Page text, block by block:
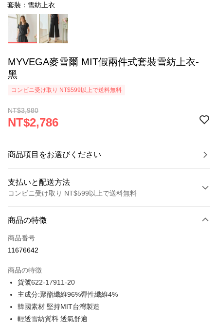
套裝：雪紡上衣
MYVEGA麥雪爾 MIT假兩件式套裝雪紡上衣-
黑
コンビニ受け取り NT$599以上で送料無料
NT$3,980
NT$2,786
商品項目をお選びください
支払いと配送方法
コンビニ受け取り NT$599以上で送料無料
クレジットカード1回払い
クレジットカード分割払い
合作金庫商業銀行
華南商業銀行
上海商業儲蓄銀行
国泰世華商業銀行
台湾中小企業銀行
LINE Pay
商品の特徴
商品番号
11676642
商品の特徴
貨號622-17911-20
主成分:聚酯纖維96%彈性纖維4%
韓國素材 堅持MIT台灣製造
輕透雪紡質料 透氣舒適